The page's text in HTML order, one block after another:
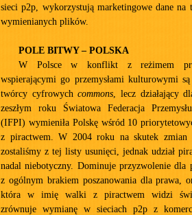
sieci p2p, wykorzystują marketingowe dane na
wymienianych plików.
POLE BITWY – POLSKA
W Polsce w konflikt z reżimem
wspierającymi go przemysłami kulturowymi
twórcy cyfrowychcommons, lecz działający
zeszłym roku Światowa Federacja
(IFPI) wymieniła Polskę wśród 10
z piractwem. W 2004 roku na skutek zmian
zostaliśmy z tej listy usunięci, jednak udział
nadal niebotyczny. Dominuje przyzwolenie dla
z ogólnym brakiem poszanowania dla prawa,
która w imię walki z piractwem widzi
zrównuje wymianę w sieciach p2p z